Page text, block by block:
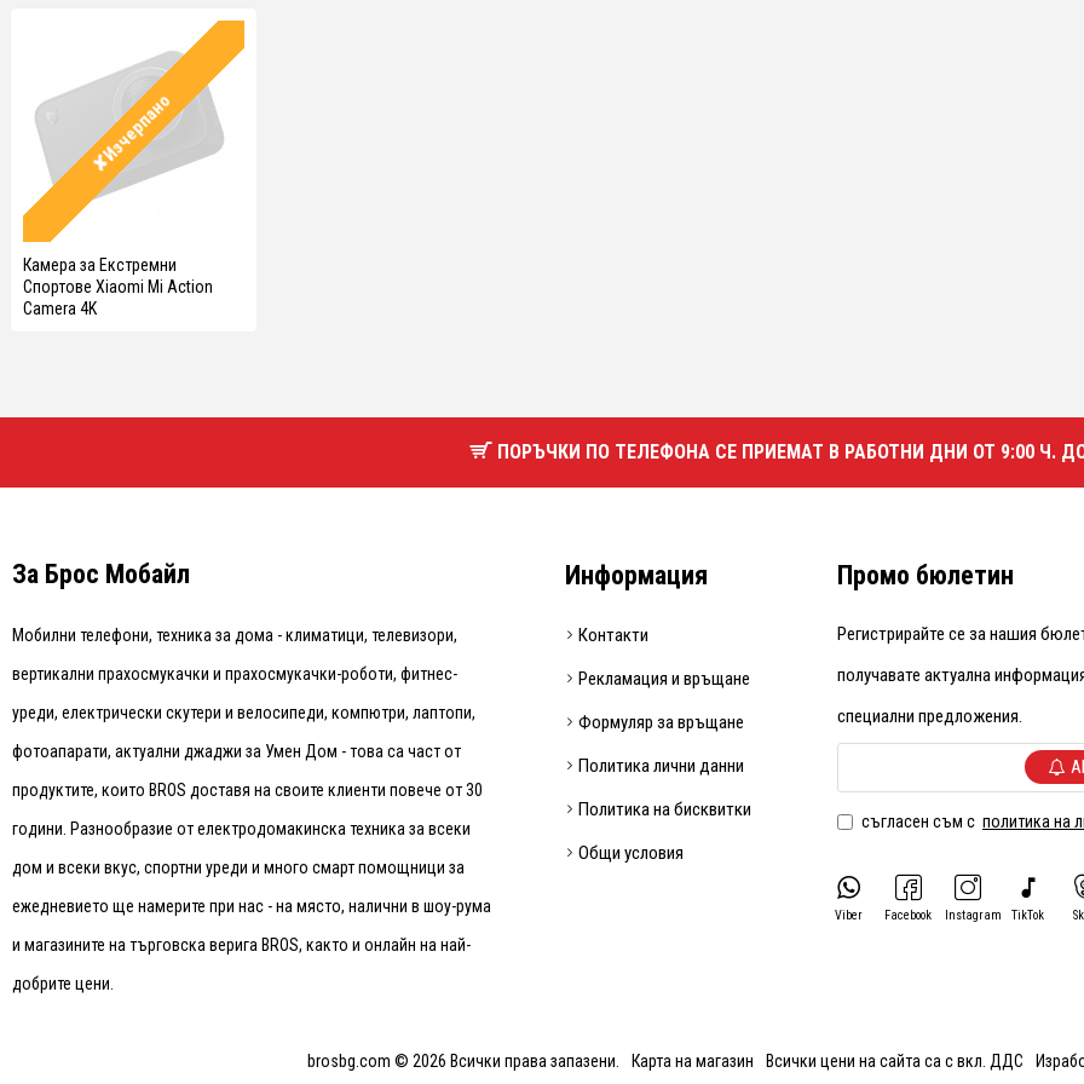
✘Изчерпано
Камера за Екстремни
Спортове Xiaomi Mi Action
Camera 4K
ПОРЪЧКИ ПО ТЕЛЕФОНА СЕ ПРИЕМАТ В РАБОТНИ ДНИ ОТ 9:00 Ч. ДО
За Брос Мобайл
Мобилни телефони, техника за дома - климатици, телевизори,
вертикални прахосмукачки и прахосмукачки-роботи, фитнес-
уреди, електрически скутери и велосипеди, компютри, лаптопи,
фотоапарати, актуални джаджи за Умен Дом - това са част от
продуктите, които BROS доставя на своите клиенти повече от 30
години. Разнообразие от електродомакинска техника за всеки
дом и всеки вкус, спортни уреди и много смарт помощници за
ежедневието ще намерите при нас - на място, налични в шоу-рума
и магазините на търговска верига BROS, както и онлайн на най-
добрите цени.
Информация
Контакти
Рекламация и връщане
Формуляр за връщане
Политика лични данни
Политика на бисквитки
Общи условия
Промо бюлетин
Регистрирайте се за нашия
получавате актуална
специални предложения.
съгласен съм с политика на
Viber Facebook Instagram TikTok
brosbg.com © 2026 Всички права запазени. Карта на магазин Всички цени на сайта са с вкл. ДДС